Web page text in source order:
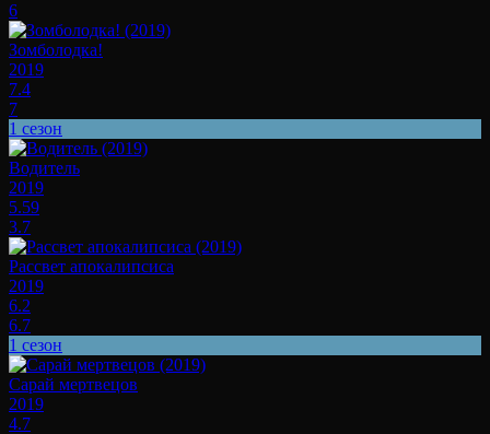
6
Зомболодка!
2019
7.4
7
1 сезон
Водитель
2019
5.59
3.7
Рассвет апокалипсиса
2019
6.2
6.7
1 сезон
Сарай мертвецов
2019
4.7